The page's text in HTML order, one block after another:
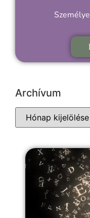
Archívum